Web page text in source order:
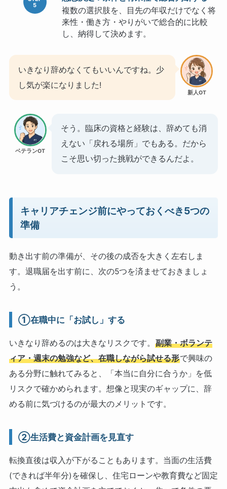
複数の選択肢を、目先の年収だけでなく将
来性・働き方・やりがいで総合的に比較
し、納得して決めます。
新人OT
いきなり辞めなくてもいいんですね。少
し気が楽になりました!
ベテランOT
そう。臨床の資格と経験は、辞めても消
えない「戻れる場所」でもある。だから
こそ思い切った挑戦ができるんだよ。
キャリアチェンジ前にやっておくべき5つの
準備
動き出す前の準備が、その後の成否を大きく左右しま
す。退職届を出す前に、次の5つを済ませておきましょ
う。
①在職中に「お試し」する
いきなり辞めるのは大きなリスクです。 副業・ボランテ
ィア・週末の勉強など、在職しながら試せる形で興味の
ある分野に触れてみると、「本当に自分に合うか」を低
リスクで確かめられます。想像と現実のギャップに、辞
める前に気づけるのが最大のメリットです。
②生活費と資金計画を見直す
転換直後は収入が下がることもあります。当面の生活費
(できれば半年分)を確保し、住宅ローンや教育費など固定